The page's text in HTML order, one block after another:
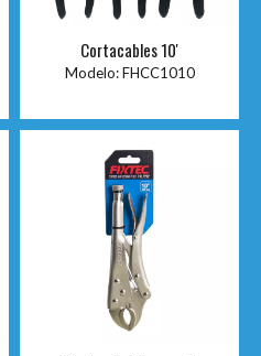
Cortacables 10'
Modelo: FHCC1010